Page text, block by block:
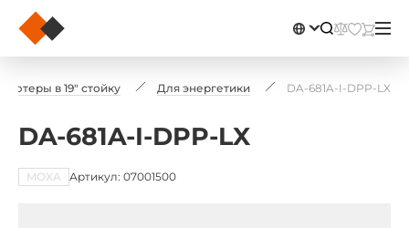
в 19" стойку Для энергетики DA-681A-I-DPP-LX
DA-681A-I-DPP-LX
MOXA Артикул: 07001500